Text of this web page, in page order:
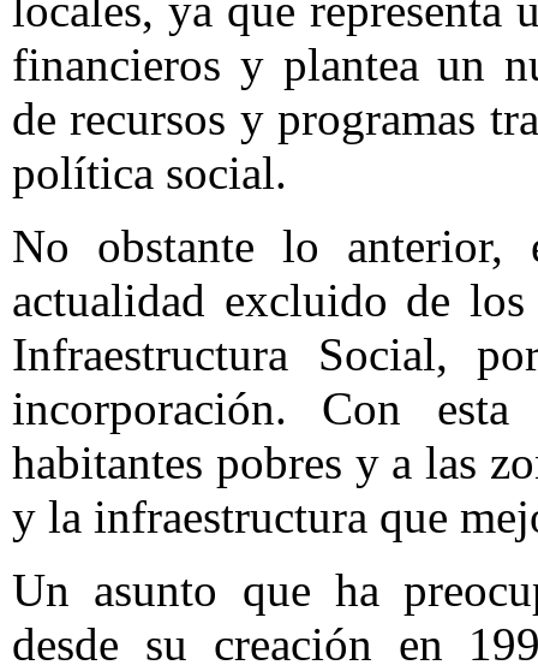
financieros y plantea un
de recursos y programas
política social.
No obstante lo
actualidad excluido de
Infraestructura Social,
incorporación. Con
habitantes pobres y a las
y la infraestructura que
Un asunto que ha
desde su creación en